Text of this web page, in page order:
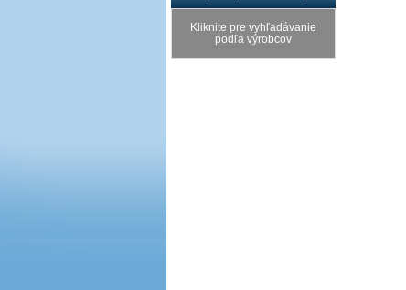
Kliknite pre vyhľadávanie
podľa výrobcov